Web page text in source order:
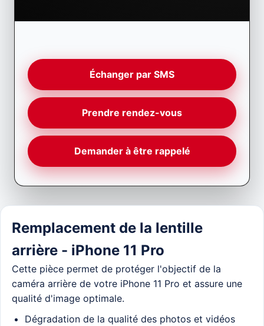
Échanger par SMS
Prendre rendez-vous
Demander à être rappelé
Remplacement de la lentille
arrière - iPhone 11 Pro
Cette pièce permet de protéger l'objectif de la
caméra arrière de votre iPhone 11 Pro et assure une
qualité d'image optimale.
Dégradation de la qualité des photos et vidéos